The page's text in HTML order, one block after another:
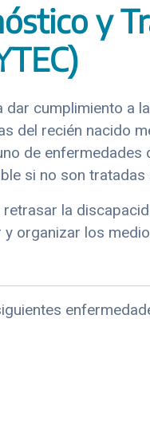
y
dar cumplimiento
del recién nacido
de
si no son tratadas
la
organizar los